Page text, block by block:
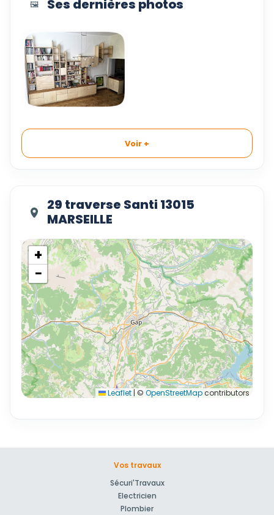
🖼️ Ses dernières photos
Voir +
29 traverse Santi 13015
MARSEILLE
+
−
Leaflet | © OpenStreetMapcontributors
Vos travaux
Sécuri'Travaux
Electricien
Plombier